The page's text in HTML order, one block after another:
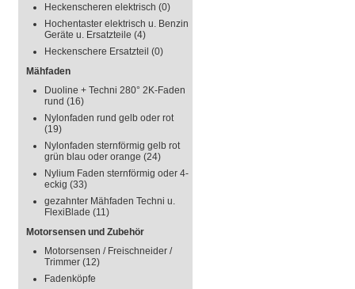
Heckenscheren elektrisch (0)
Hochentaster elektrisch u. Benzin
Geräte u. Ersatzteile (4)
Heckenschere Ersatzteil (0)
Mähfaden
Duoline + Techni 280° 2K-Faden
rund (16)
Nylonfaden rund gelb oder rot
(19)
Nylonfaden sternförmig gelb rot
grün blau oder orange (24)
Nylium Faden sternförmig oder 4-
eckig (33)
gezahnter Mähfaden Techni u.
FlexiBlade (11)
Motorsensen und Zubehör
Motorsensen / Freischneider /
Trimmer (12)
Fadenköpfe